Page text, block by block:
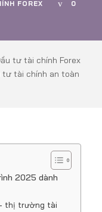
FOREX 0
tư tài chính Forex
tư tài chính an toàn
2025 dành
thị trường tài